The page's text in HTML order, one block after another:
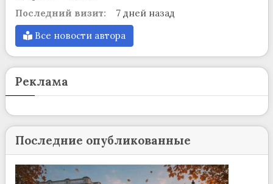
Последний визит:
7 дней назад
Все новости автора
Реклама
Последние опубликованные